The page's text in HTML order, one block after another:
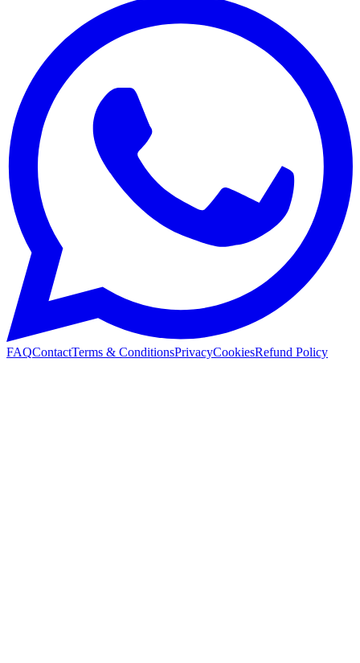
FAQContactTerms & ConditionsPrivacyCookiesRefund Policy